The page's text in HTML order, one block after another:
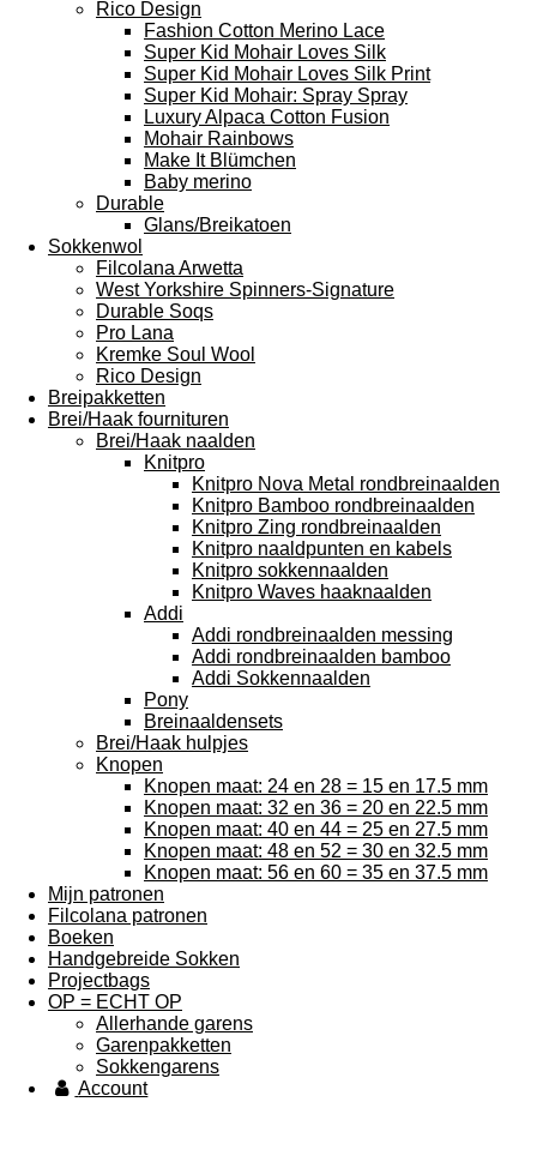
Rico Design
Fashion Cotton Merino Lace
Super Kid Mohair Loves Silk
Super Kid Mohair Loves Silk Print
Super Kid Mohair: Spray Spray
Luxury Alpaca Cotton Fusion
Mohair Rainbows
Make It Blümchen
Baby merino
Durable
Glans/Breikatoen
Sokkenwol
Filcolana Arwetta
West Yorkshire Spinners-Signature
Durable Soqs
Pro Lana
Kremke Soul Wool
Rico Design
Breipakketten
Brei/Haak fournituren
Brei/Haak naalden
Knitpro
Knitpro Nova Metal rondbreinaalden
Knitpro Bamboo rondbreinaalden
Knitpro Zing rondbreinaalden
Knitpro naaldpunten en kabels
Knitpro sokkennaalden
Knitpro Waves haaknaalden
Addi
Addi rondbreinaalden messing
Addi rondbreinaalden bamboo
Addi Sokkennaalden
Pony
Breinaaldensets
Brei/Haak hulpjes
Knopen
Knopen maat: 24 en 28 = 15 en 17.5 mm
Knopen maat: 32 en 36 = 20 en 22.5 mm
Knopen maat: 40 en 44 = 25 en 27.5 mm
Knopen maat: 48 en 52 = 30 en 32.5 mm
Knopen maat: 56 en 60 = 35 en 37.5 mm
Mijn patronen
Filcolana patronen
Boeken
Handgebreide Sokken
Projectbags
OP = ECHT OP
Allerhande garens
Garenpakketten
Sokkengarens
Account